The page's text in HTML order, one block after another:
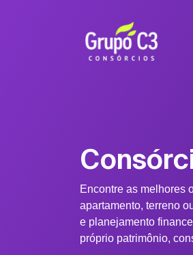
Encontre as melhores
apartamento, terreno
e planejamento
próprio patrimônio,